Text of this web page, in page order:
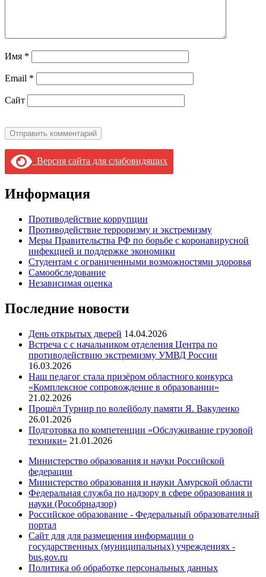
Имя *
Email *
Сайт
Версия сайта для слабовидящих
Информация
Противодействие коррупции
Противодействие терроризму и экстремизму
Меры Правительства РФ по борьбе с коронавирусной
инфекцией и поддержке экономики
Студентам с ограниченными возможностями здоровья
Самообследование
Независимая оценка
Последние новости
День открытых дверей 14.04.2026
Встреча с с начальником отделения Центра по
противодействию экстремизму УМВД России
16.03.2026
Наш педагог стала призёром областного конкурса
«Комплексное сопровождение в образовании»
21.02.2026
Прошёл Турнир по волейболу памяти Я. Вакуленко
26.01.2026
Подготовка по компетенции «Обслуживание грузовой
техники» 21.01.2026
Министерство образования и науки Российской
федерации
Министерство образования и науки Амурской области
Федеральная служба по надзору в сфере образования и
науки (Рособрнадзор)
Российское образование - Федеральный образователный
портал
Сайт для для размещения информации о
государственных (муниципальных) учреждениях -
bus.gov.ru
Политика об обработке персональных данных